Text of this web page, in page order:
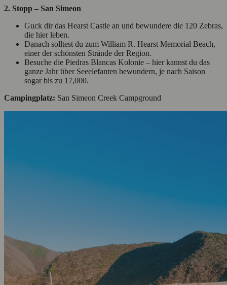
2. Stopp – San Simeon
Guck dir das Hearst Castle an und bewundere die 120 Zebras,
die hier leben.
Danach solltest du zum William R. Hearst Memorial Beach,
einer der schönsten Strände der Region.
Besuche die Piedras Blancas Kolonie – hier kannst du das
ganze Jahr über Seeelefanten bewundern, je nach Saison
sogar bis zu 17,000.
Campingplatz: San Simeon Creek Campground